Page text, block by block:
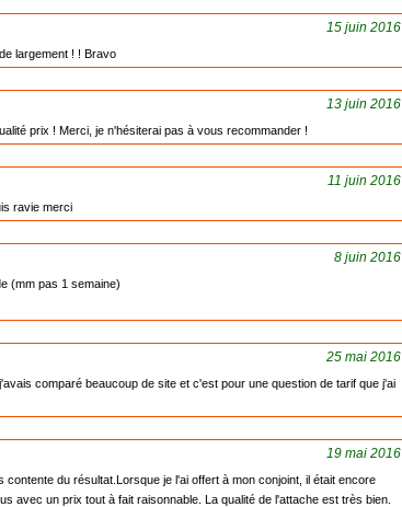
15 juin 2016
largement ! ! Bravo
13 juin 2016
prix ! Merci, je n'hésiterai pas à vous recommander !
11 juin 2016
ravie merci
8 juin 2016
(mm pas 1 semaine)
25 mai 2016
comparé beaucoup de site et c'est pour une question de tarif que j'ai
19 mai 2016
du résultat.Lorsque je l'ai offert à mon conjoint, il était encore
avec un prix tout à fait raisonnable. La qualité de l'attache est très bien.